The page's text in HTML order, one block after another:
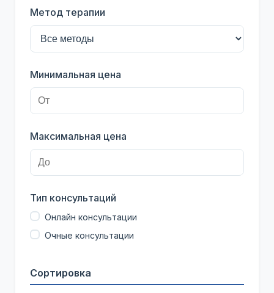
Метод терапии
Минимальная цена
Максимальная цена
Тип консультаций
Онлайн консультации
Очные консультации
Сортировка